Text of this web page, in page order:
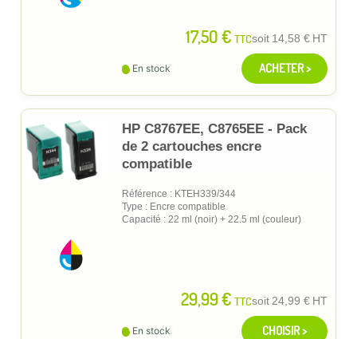
17,50 € TTCsoit 14,58 € HT
En stock ACHETER >
HP C8767EE, C8765EE - Pack
de 2 cartouches encre
compatible
Référence : KTEH339/344
Type : Encre compatible
Capacité : 22 ml (noir) + 22.5 ml (couleur)
29,99 € TTCsoit24,99 € HT
En stock CHOISIR >